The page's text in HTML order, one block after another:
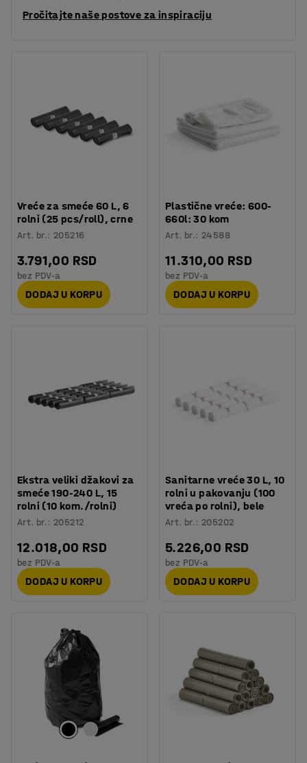
Pročitajte naše postove za inspiraciju
Vreće za smeće 60 L, 6
rolni (25 pcs/roll), crne
Art. br.: 205216
3.791,00 RSD
bez PDV-a
DODAJ U KORPU
Plastične vreće: 600-
660l: 30 kom
Art. br.: 24588
11.310,00 RSD
bez PDV-a
DODAJ U KORPU
Ekstra veliki džakovi za
smeće 190-240 L, 15
rolni (10 kom./rolni)
Art. br.: 205212
12.018,00 RSD
bez PDV-a
DODAJ U KORPU
Sanitarne vreće 30 L, 10
rolni u pakovanju (100
vreća po rolni), bele
Art. br.: 205202
5.226,00 RSD
bez PDV-a
DODAJ U KORPU